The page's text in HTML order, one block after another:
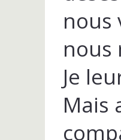
nous
nous
Je
Mais